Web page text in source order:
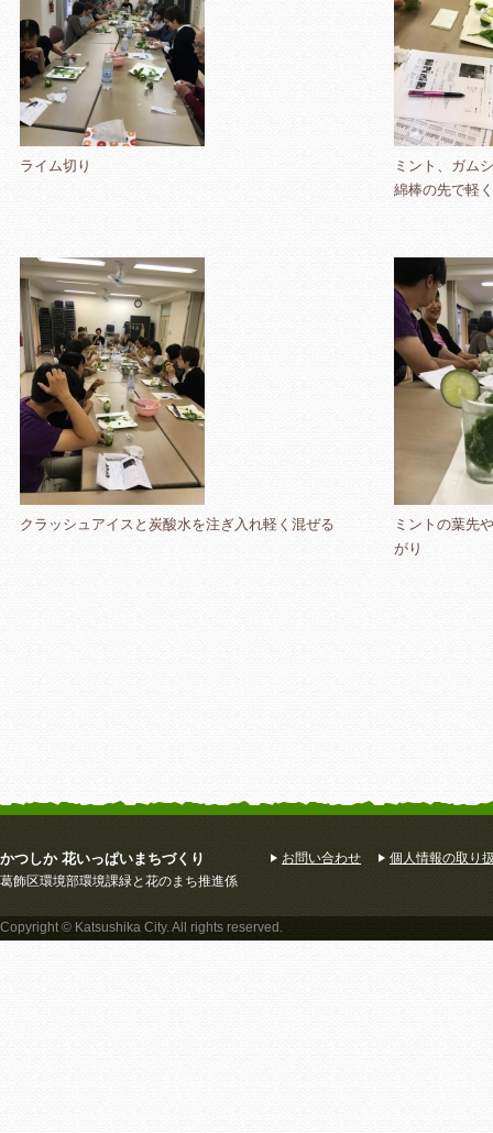
ライム切り
ミント、ガム
綿棒の先で軽
クラッシュアイスと炭酸水を注ぎ入れ軽く混ぜる
ミントの葉先
がり
かつしか 花いっぱいまちづくり
葛飾区環境部環境課緑と花のまち推進係
お問い合わせ 個人情報の取り
Copyright © Katsushika City. All rights reserved.